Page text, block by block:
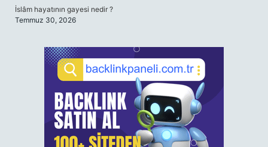
İslâm hayatının gayesi nedir ?
Temmuz 30, 2026